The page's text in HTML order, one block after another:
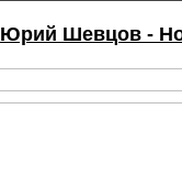
Юрий Шевцов -